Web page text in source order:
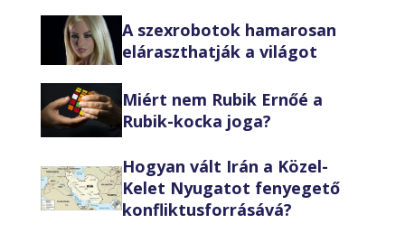
A szexrobotok hamarosan
eláraszthatják a világot
Miért nem Rubik Ernőé a
Rubik-kocka joga?
Hogyan vált Irán a Közel-
Kelet Nyugatot fenyegető
konfliktusforrásává?